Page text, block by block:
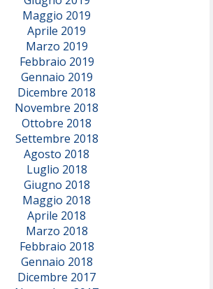
Maggio 2019
Aprile 2019
Marzo 2019
Febbraio 2019
Gennaio 2019
Dicembre 2018
Novembre 2018
Ottobre 2018
Settembre 2018
Agosto 2018
Luglio 2018
Giugno 2018
Maggio 2018
Aprile 2018
Marzo 2018
Febbraio 2018
Gennaio 2018
Dicembre 2017